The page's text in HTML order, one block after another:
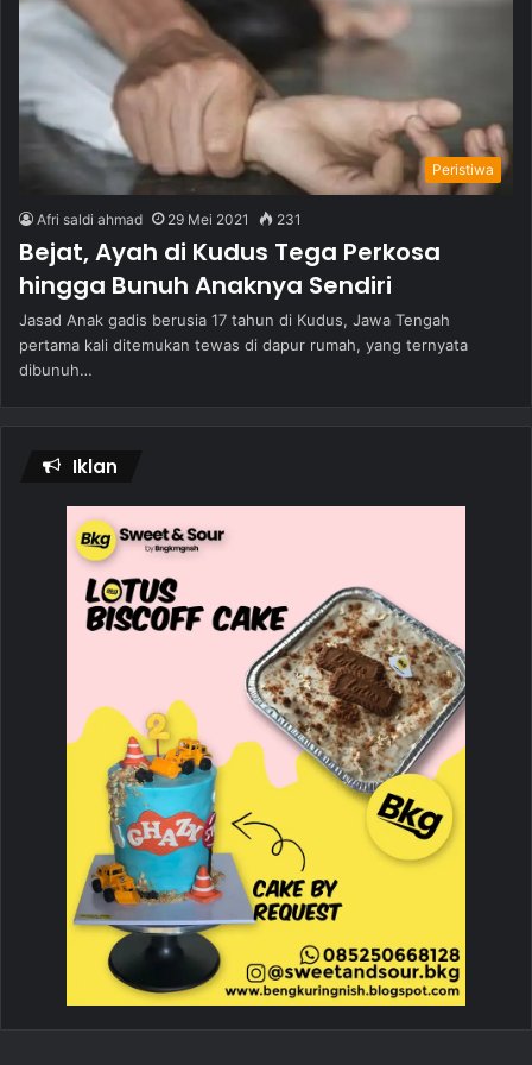
Peristiwa
Afri saldi ahmad 29 Mei 2021 231
Bejat, Ayah di Kudus Tega Perkosa
hingga Bunuh Anaknya Sendiri
Jasad Anak gadis berusia 17 tahun di Kudus, Jawa Tengah
pertama kali ditemukan tewas di dapur rumah, yang ternyata
dibunuh…
Iklan